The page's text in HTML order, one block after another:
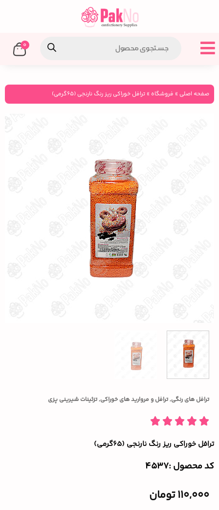
0
صفحه اصلی » فروشگاه » ترافل خوراکی ریز رنگ نارنجی (۶۵گرمی)
ترافل های رنگی,ترافل و مروارید های خوراکی,تزئینات شیرینی پزی
ترافل خوراکی ریز رنگ نارنجی (۶۵گرمی)
کد محصول :‌4537
110,000تومان